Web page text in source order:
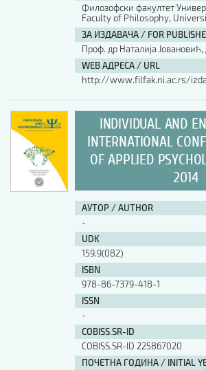
АУТОР / AUTHOR
ISBN
ISSN
Филозофски факултет
Faculty of Philosophy,
ЗА ИЗДАВАЧА / FOR
Проф. др Наталија Јовановић,
WEB АДРЕСА / URL
http://www.filfak.ni.ac.rs/
INDIVIDUAL AND
INTERNATIONAL
OF APPLIED
2014
АУТОР / AUTHOR
-
UDK
159.9(082)
ISBN
978-86-7379-418-1
ISSN
-
COBISS.SR-ID
COBISS.SR-ID 225867020
ПОЧЕТНА ГОДИНА / INITIAL